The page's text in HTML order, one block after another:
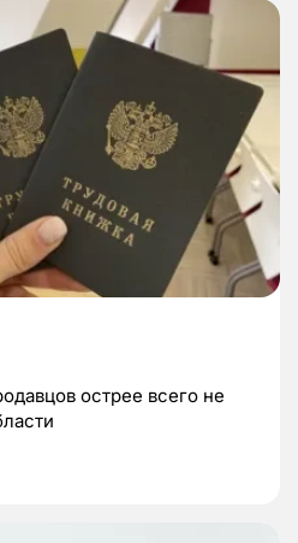
острее всего не